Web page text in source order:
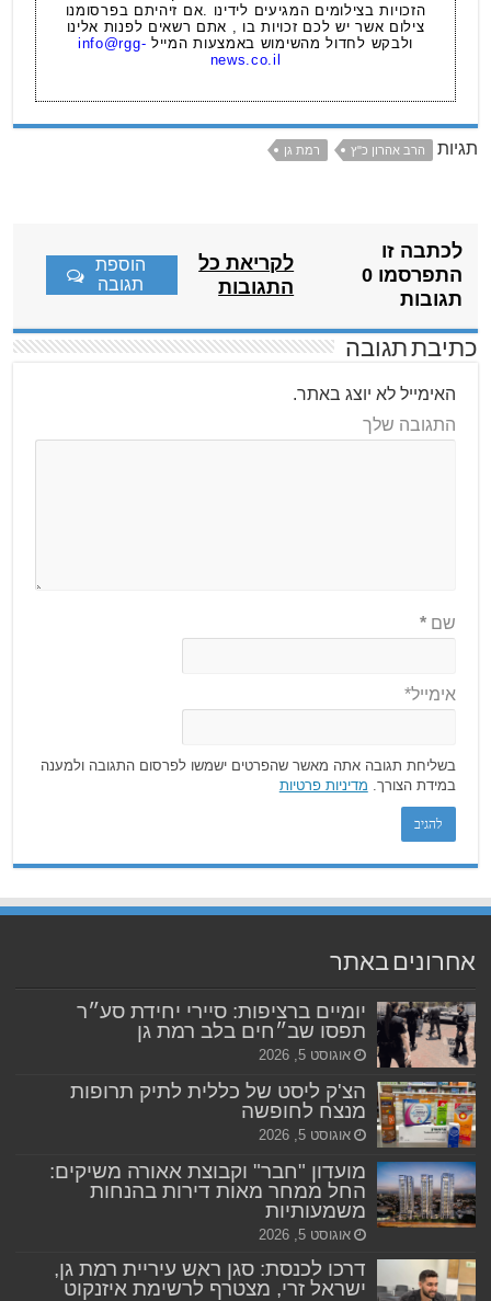
הזכויות בצילומים המגיעים לידינו .אם זיהיתם בפרסומנו
צילום אשר יש לכם זכויות בו , אתם רשאים לפנות אלינו
ולבקש לחדול מהשימוש באמצעות המייל info@rgg-
news.co.il
תגיות הרב אהרון כ"ץ רמת גן
לכתבה זו
התפרסמו 0
תגובות
לקריאת כל
התגובות
הוספת
תגובה
כתיבת תגובה
האימייל לא יוצג באתר.
התגובה שלך
שם*
אימייל*
בשליחת תגובה אתה מאשר שהפרטים ישמשו לפרסום התגובה ולמענה
במידת הצורך. מדיניות פרטיות
אחרונים באתר
יומיים ברציפות: סיירי יחידת סע״ר
תפסו שב״חים בלב רמת גן
אוגוסט 5, 2026
הצ'ק ליסט של כללית לתיק תרופות
מנצח לחופשה
אוגוסט 5, 2026
מועדון "חבר" וקבוצת אאורה משיקים:
החל ממחר מאות דירות בהנחות
משמעותיות
אוגוסט 5, 2026
דרכו לכנסת: סגן ראש עיריית רמת גן,
ישראל זרי, מצטרף לרשימת איזנקוט